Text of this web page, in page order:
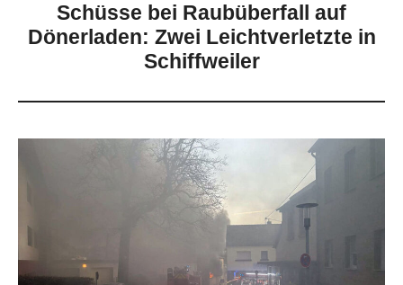
Schüsse bei Raubüberfall auf
Dönerladen: Zwei Leichtverletzte in
Schiffweiler